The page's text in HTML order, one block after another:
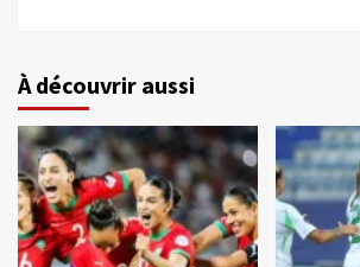
À découvrir aussi